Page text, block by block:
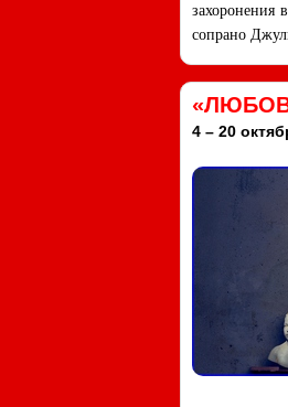
захоронения
сопрано
4 – 20